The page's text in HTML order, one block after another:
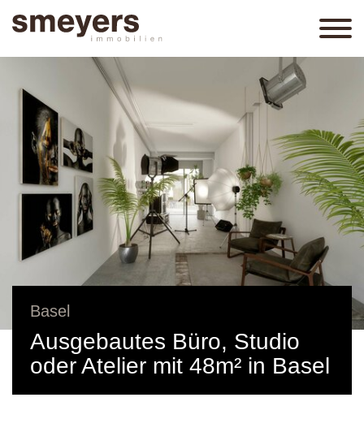
Basel
Ausgebautes Büro, Studio
oder Atelier mit 48m² in Basel